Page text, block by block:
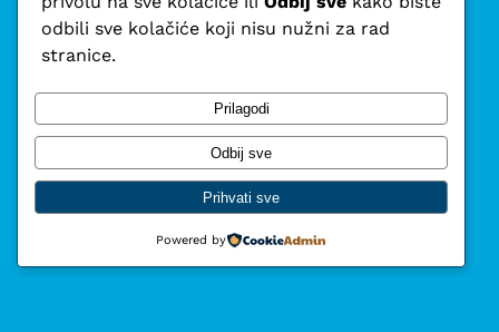
odbili sve kolačiće koji nisu nužni za rad
stranice.
Prilagodi
Odbij sve
Prihvati sve
Powered by